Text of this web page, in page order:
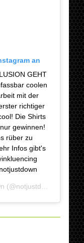
an
GEHT
coolen
mit der
richtiger
Die Shirts
gewinnen!
rüber zu
Infos gibt's
(@notjustdown) am